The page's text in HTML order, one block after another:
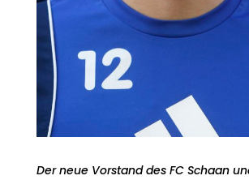
Der neue Vorstand des FC Schaan